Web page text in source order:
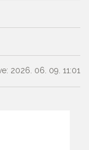
2026. 06. 09. 11:01